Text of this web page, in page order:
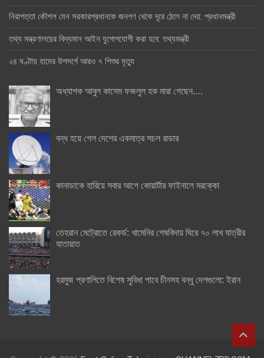
নিরাপত্তা কৌশল যেন সরকারপ্রধানকে জনগণ থেকে দূরে ঠেলে না দেয়: প্রধানমন্ত্রী
তথ্য মন্ত্রণালয়ের বিদ্যমান আইন যুগোপযোগী করা হবে: তথ্যমন্ত্রী
২৪ ঘণ্টায় হামের উপসর্গে আরও ৭ শিশুর মৃত্যু
অধ্যাপক আবুল কাসেম ফজলুল হক মারা গেছেন….
বন্ধ হয়ে গেল দেশের একমাত্র সচল রাডার
কানাডাকে হারিয়ে সবার আগে কোয়ার্টার ফাইনালে মরক্কো
তেহরান মেট্রোতে রেকর্ড: খামেনির শেষবিদায় ঘিরে ৭০ লাখ যাত্রীর
যাতায়াত
হরমুজ প্রণালিতে বিশেষ সুবিধা পাবে চীনসহ বন্ধু দেশগুলো: ইরান